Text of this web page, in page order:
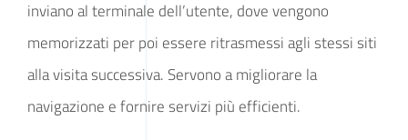
inviano al terminale dell’utente, dove vengono
memorizzati per poi essere ritrasmessi agli stessi siti
alla visita successiva. Servono a migliorare la
navigazione e fornire servizi più efficienti.